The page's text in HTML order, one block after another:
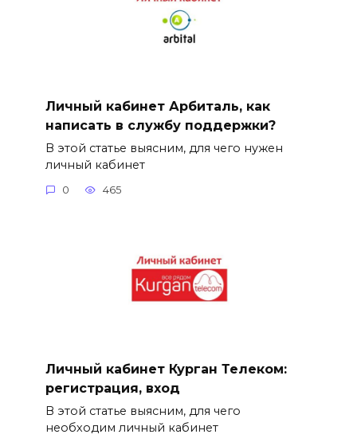
Личный кабинет Арбиталь, как
написать в службу поддержки?
В этой статье выясним, для чего нужен
личный кабинет
0 465
Личный кабинет Курган Телеком:
регистрация, вход
В этой статье выясним, для чего
необходим личный кабинет